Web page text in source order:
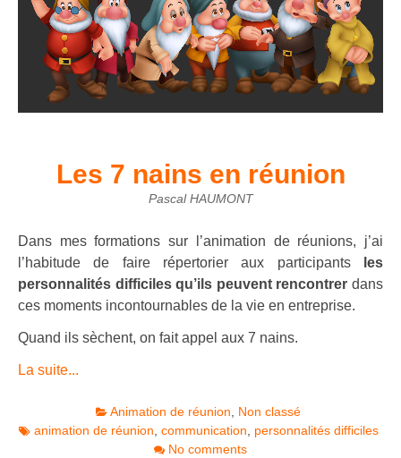
Les 7 nains en réunion
Pascal HAUMONT
Dans mes formations sur l’animation de réunions, j’ai
l’habitude de faire répertorier aux participants
les
personnalités difficiles qu’ils peuvent rencontrer dans
ces moments incontournables de la vie en entreprise.
Quand ils sèchent, on fait appel aux 7 nains.
La suite...
Animation de réunion
Non classé
animation de réunion communication
personnalités difficiles
No comments